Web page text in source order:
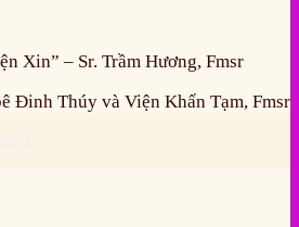
Xin” – Sr. Trầm Hương, Fmsr
Đinh Thúy và Viện Khấn Tạm, Fmsr